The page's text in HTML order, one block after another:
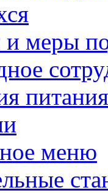
и меры
меню